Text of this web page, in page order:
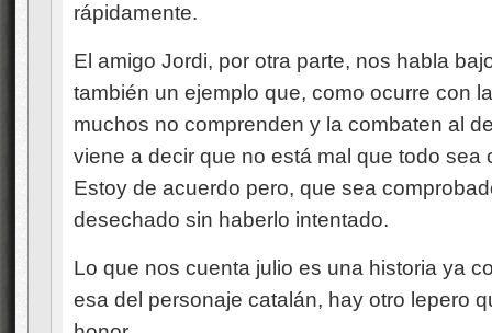
rápidamente.
El amigo Jordi, por otra parte, nos habla
también un ejemplo que, como ocurre con
muchos no comprenden y la combaten al
viene a decir que no está mal que todo sea
Estoy de acuerdo pero, que sea
desechado sin haberlo intentado.
Lo que nos cuenta julio es una historia ya
esa del personaje catalán, hay otro lepero